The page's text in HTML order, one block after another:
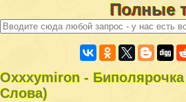
Полные
Oxxxymiron - Биполярочка
Слова)